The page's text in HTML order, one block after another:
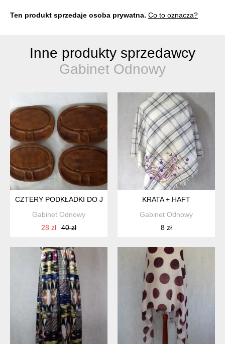
Ten produkt sprzedaje osoba prywatna. Co to oznacza?
Inne produkty sprzedawcy
Gabinet Odnowy
CZTERY PODKŁADKI DO JEDZENIA
Gabinet Odnowy
28 zł
40 zł
KRATA + HAFT
Gabinet Odnowy
8 zł